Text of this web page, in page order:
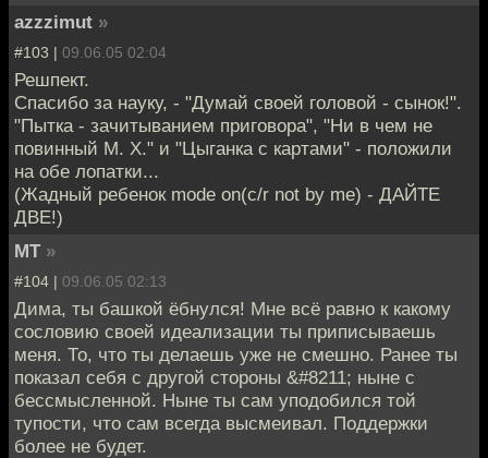
azzzimut »
#103 | 09.06.05 02:04
Решпект.
Спасибо за науку, - "Думай своей головой - сынок!".
"Пытка - зачитыванием приговора", "Ни в чем не
повинный М. Х." и "Цыганка с картами" - положили
на обе лопатки...
(Жадный ребенок mode on(c/r not by me) - ДАЙТЕ
ДВЕ!)
MT »
#104 | 09.06.05 02:13
Дима, ты башкой ёбнулся! Мне всё равно к какому
сословию своей идеализации ты приписываешь
меня. То, что ты делаешь уже не смешно. Ранее ты
показал себя с другой стороны &#8211; ныне с
бессмысленной. Ныне ты сам уподобился той
тупости, что сам всегда высмеивал. Поддержки
более не будет.